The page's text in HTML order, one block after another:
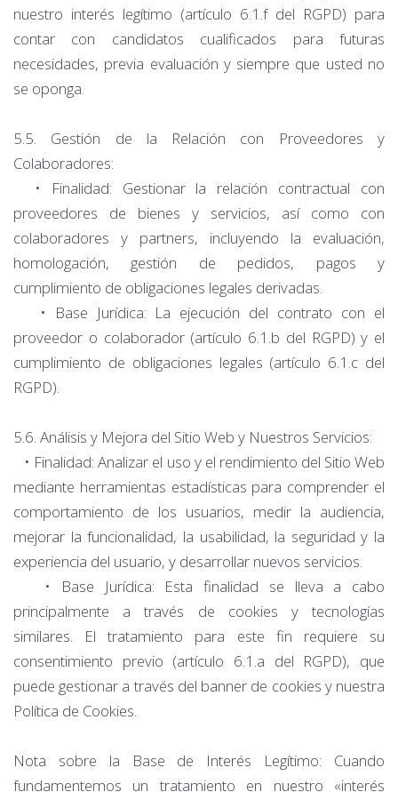
nuestro interés legítimo (artículo 6.1.f del RGPD) para
contar con candidatos cualificados para futuras
necesidades, previa evaluación y siempre que usted no
se oponga.
5.5. Gestión de la Relación con Proveedores y
Colaboradores:
• Finalidad: Gestionar la relación contractual con
proveedores de bienes y servicios, así como con
colaboradores y partners, incluyendo la evaluación,
homologación, gestión de pedidos, pagos y
cumplimiento de obligaciones legales derivadas.
• Base Jurídica: La ejecución del contrato con el
proveedor o colaborador (artículo 6.1.b del RGPD) y el
cumplimiento de obligaciones legales (artículo 6.1.c del
RGPD).
5.6. Análisis y Mejora del Sitio Web y Nuestros Servicios:
• Finalidad: Analizar el uso y el rendimiento del Sitio Web
mediante herramientas estadísticas para comprender el
comportamiento de los usuarios, medir la audiencia,
mejorar la funcionalidad, la usabilidad, la seguridad y la
experiencia del usuario, y desarrollar nuevos servicios.
• Base Jurídica: Esta finalidad se lleva a cabo
principalmente a través de cookies y tecnologías
similares. El tratamiento para este fin requiere su
consentimiento previo (artículo 6.1.a del RGPD), que
puede gestionar a través del banner de cookies y nuestra
Política de Cookies.
Nota sobre la Base de Interés Legítimo: Cuando
fundamentemos un tratamiento en nuestro «interés